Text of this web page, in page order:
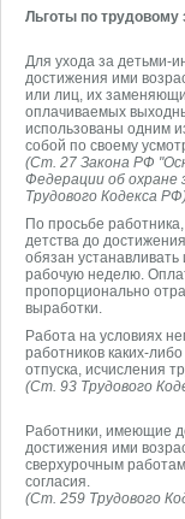
Льготы по трудовому
Для ухода за детьми-
достижения ими
или лиц, их
оплачиваемых
использованы одним
собой по своему
(Ст. 27 Закона РФ
Федерации об охране
Трудового Кодекса
По просьбе
детства до
обязан
рабочую неделю.
пропорционально
выработки.
Работа на условиях
работников каких-
отпуска, исчисления
(Ст. 93 Трудового
Работники, имеющие
достижения ими
сверхурочным
согласия.
(Ст. 259 Трудового